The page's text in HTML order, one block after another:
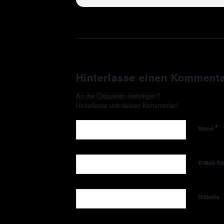
Hinterlasse einen
An der Diskussion beteiligen?
Hinterlasse uns deinen Kommentar!
Name *
E-Mail-
Website